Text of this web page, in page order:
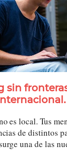
sin
es local. Tus
de distintos
una de las